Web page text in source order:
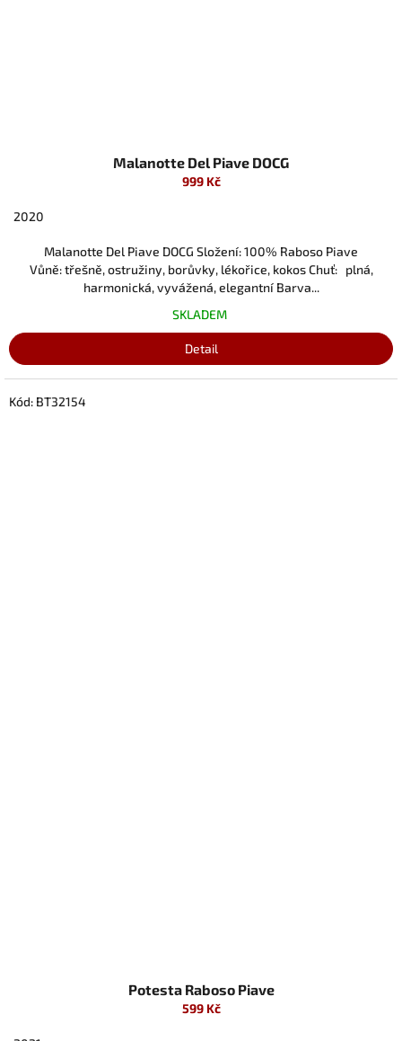
Malanotte Del Piave DOCG
999 Kč
2020
Malanotte Del Piave DOCG Složení: 100% Raboso Piave
Vůně: třešně, ostružiny, borůvky, lékořice, kokos Chuť: plná,
harmonická, vyvážená, elegantní Barva...
SKLADEM
Detail
Potesta Raboso Piave
599 Kč
Kód: BT32154